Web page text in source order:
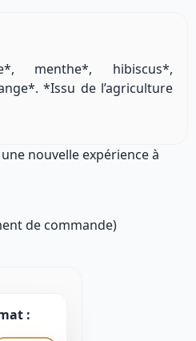
menthe*, hibiscus*,
*Issu de l’agriculture
nouvelle expérience à
de commande)
: